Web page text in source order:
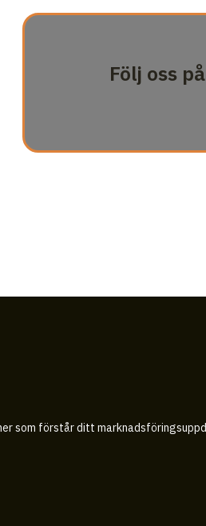
Följ oss
som förstår ditt